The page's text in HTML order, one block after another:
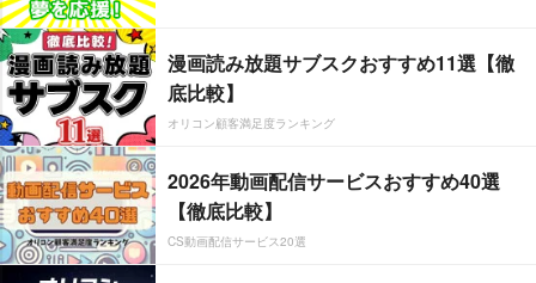
漫画読み放題サブスクおすすめ11選【徹
底比較】
オリコン顧客満足度ランキング
2026年動画配信サービスおすすめ40選
【徹底比較】
CS動画配信サービス20選